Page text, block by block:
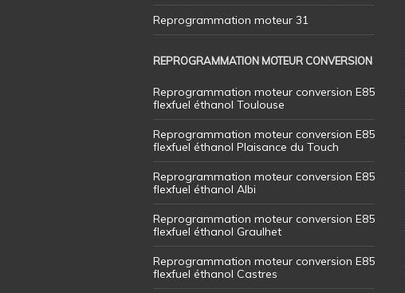
Reprogrammation moteur 31
REPROGRAMMATION MOTEUR CONVERSION
Reprogrammation moteur conversion E85
flexfuel éthanol Toulouse
Reprogrammation moteur conversion E85
flexfuel éthanol Plaisance du Touch
Reprogrammation moteur conversion E85
flexfuel éthanol Albi
Reprogrammation moteur conversion E85
flexfuel éthanol Graulhet
Reprogrammation moteur conversion E85
flexfuel éthanol Castres